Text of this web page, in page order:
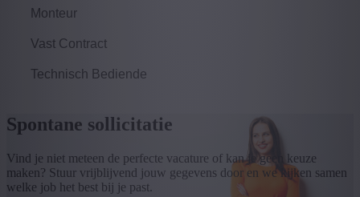
Monteur
Vast Contract
Technisch Bediende
Spontane sollicitatie
Vind je niet meteen de perfecte vacature of kan je geen keuze
maken? Stuur vrijblijvend jouw gegevens door en we kijken samen
welke job het best bij je past.